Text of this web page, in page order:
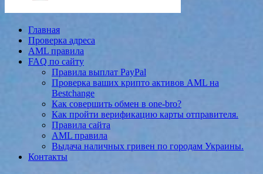
Главная
Проверка адреса
AML правила
FAQ по сайту
Правила выплат PayPal
Проверка ваших крипто активов AML на
Bestchange
Как совершить обмен в one-bro?
Как пройти верификацию карты отправителя.
Правила сайта
AML правила
Выдача наличных гривен по городам Украины.
Контакты